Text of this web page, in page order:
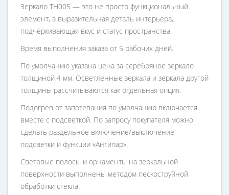
Зеркало TH005 — это не просто функциональный
элемент, а выразительная деталь интерьера,
подчёркивающая вкус и статус пространства.
Время выполнения заказа от 5 рабочих дней.
По умолчанию указана цена за серебряное зеркало
толщиной 4 мм. Осветленные зеркала и зеркала другой
толщины рассчитываются как отдельная опция.
Подогрев от запотевания по умолчанию включается
вместе с подсветкой. По запросу покупателя можно
сделать раздельное включение/выключение
подсветки и функции «Антипар».
Световые полосы и орнаменты на зеркальной
поверхности выполнены методом пескоструйной
обработки стекла.